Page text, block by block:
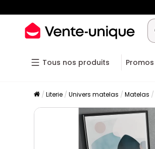
Tous nos produits Promos
Literie Univers matelas Matelas